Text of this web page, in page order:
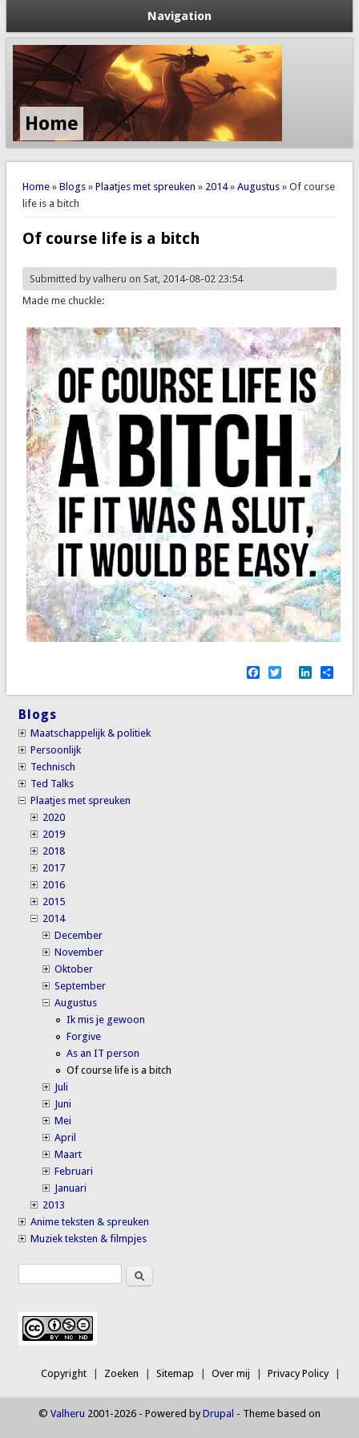
Navigation
Home
You are here
Home» Blogs» Plaatjes met spreuken » 2014» Augustus» Of course
life is a bitch
Of course life is a bitch
Submitted byvalheruon Sat, 2014-08-02 23:54
Made me chuckle:
Facebook
Twitter
Blogs
Maatschappelijk & politiek
Persoonlijk
Technisch
Ted Talks
Plaatjes met spreuken
2020
2019
2018
2017
2016
2015
2014
December
November
Oktober
September
Augustus
Ik mis je gewoon
Forgive
As an IT person
Of course life is a bitch
Juli
Juni
Mei
April
Maart
Februari
Januari
2013
Anime teksten & spreuken
Muziek teksten & filmpjes
Search formSearch
Copyright Zoeken Sitemap Over mij Privacy Policy
© Valheru 2001-2026 - Powered byDrupal - Theme based on